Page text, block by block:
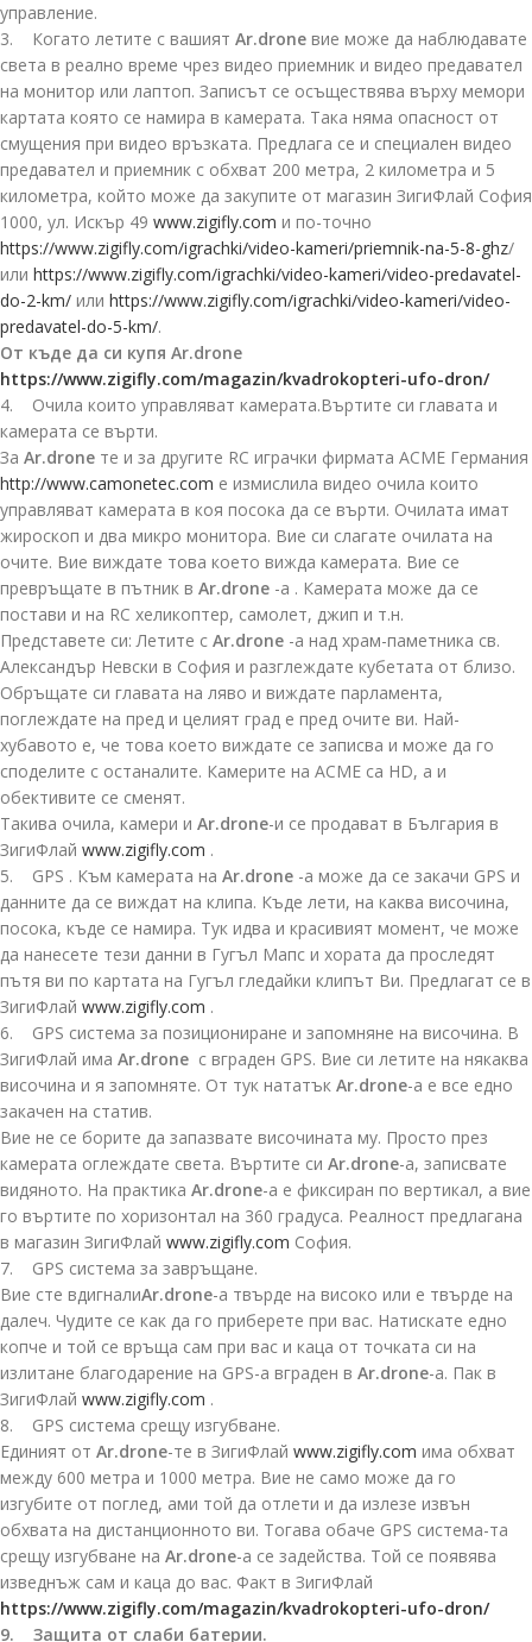
управление.
3. Когато летите с вашият Ar.drone вие може да наблюдавате
света в реално време чрез видео приемник и видео предавател
на монитор или лаптоп. Записът се осъществява върху мемори
картата която се намира в камерата. Така няма опасност от
смущения при видео връзката. Предлага се и специален видео
предавател и приемник с обхват 200 метра, 2 километра и 5
километра, който може да закупите от магазин ЗигиФлай София
1000, ул. Искър 49 www.zigifly.com и по-точно
https://www.zigifly.com/igrachki/video-kameri/priemnik-na-5-8-ghz/
или https://www.zigifly.com/igrachki/video-kameri/video-predavatel-
do-2-km/ или https://www.zigifly.com/igrachki/video-kameri/video-
predavatel-do-5-km/.
От къде да си купя Ar.drone
https://www.zigifly.com/magazin/kvadrokopteri-ufo-dron/
4. Очила които управляват камерата.Въртите си главата и
камерата се върти.
За Ar.drone те и за другите RC играчки фирмата ACME Германия
http://www.camonetec.com е измислила видео очила които
управляват камерата в коя посока да се върти. Очилата имат
жироскоп и два микро монитора. Вие си слагате очилата на
очите. Вие виждате това което вижда камерата. Вие се
превръщате в пътник в Ar.drone -а . Камерата може да се
постави и на RC хеликоптер, самолет, джип и т.н.
Представете си: Летите с Ar.drone -а над храм-паметника св.
Александър Невски в София и разглеждате кубетата от близо.
Обръщате си главата на ляво и виждате парламента,
поглеждате на пред и целият град е пред очите ви. Най-
хубавото е, че това което виждате се записва и може да го
споделите с останалите. Камерите на ACME са HD, а и
обективите се сменят.
Такива очила, камери и Ar.drone-и се продават в България в
ЗигиФлай www.zigifly.com .
5. GPS . Към камерата на Ar.drone -а може да се закачи GPS и
данните да се виждат на клипа. Къде лети, на каква височина,
посока, къде се намира. Тук идва и красивият момент, че може
да нанесете тези данни в Гугъл Мапс и хората да проследят
пътя ви по картата на Гугъл гледайки клипът Ви. Предлагат се в
ЗигиФлай www.zigifly.com .
6. GPS система за позициониране и запомняне на височина. В
ЗигиФлай има Ar.drone с вграден GPS. Вие си летите на някаква
височина и я запомняте. От тук нататък Ar.drone-а е все едно
закачен на статив.
Вие не се борите да запазвате височината му. Просто през
камерата оглеждате света. Въртите си Ar.drone-а, записвате
видяното. На практика Ar.drone-а е фиксиран по вертикал, а вие
го въртите по хоризонтал на 360 градуса. Реалност предлагана
в магазин ЗигиФлай www.zigifly.com София.
7. GPS система за завръщане.
Вие сте вдигналиAr.drone-а твърде на високо или е твърде на
далеч. Чудите се как да го приберете при вас. Натискате едно
копче и той се връща сам при вас и каца от точката си на
излитане благодарение на GPS-а вграден в Ar.drone-а. Пак в
ЗигиФлай www.zigifly.com .
8. GPS система срещу изгубване.
Единият от Ar.drone-те в ЗигиФлай www.zigifly.com има обхват
между 600 метра и 1000 метра. Вие не само може да го
изгубите от поглед, ами той да отлети и да излезе извън
обхвата на дистанционното ви. Тогава обаче GPS система-та
срещу изгубване на Ar.drone-а се задейства. Той се появява
изведнъж сам и каца до вас. Факт в ЗигиФлай
https://www.zigifly.com/magazin/kvadrokopteri-ufo-dron/
9. Защита от слаби батерии.